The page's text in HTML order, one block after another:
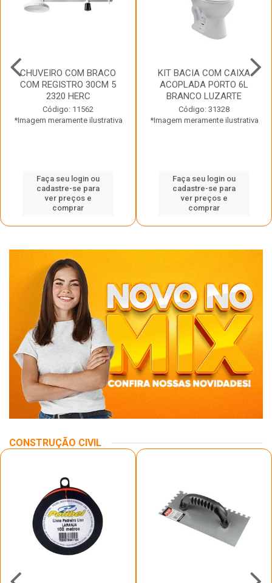
CHUVEIRO COM BRACO
COM REGISTRO 30CM 5
2320 HERC
Código: 11562
*Imagem meramente ilustrativa
Faça seu login ou
cadastre-se para
ver preços e
comprar
KIT BACIA COM CAIXA
ACOPLADA PORTO 6L
BRANCO LUZARTE
Código: 31328
*Imagem meramente ilustrativa
Faça seu login ou
cadastre-se para
ver preços e
comprar
CONSTRUÇÃO CIVIL